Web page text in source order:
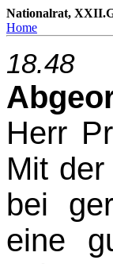
Nationalrat,
Home
18.48
Herr
Mit
bei
eine